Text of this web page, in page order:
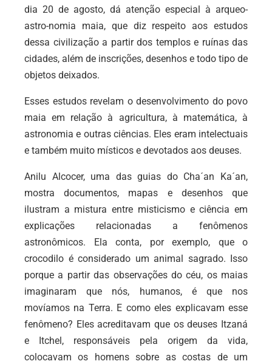
dia 20 de agosto, dá atenção especial à arqueo-
astro-nomia maia, que diz respeito aos estudos
dessa civilização a partir dos templos e ruínas das
cidades, além de inscrições, desenhos e todo tipo de
objetos deixados.
Esses estudos revelam o desenvolvimento do povo
maia em relação à agricultura, à matemática, à
astronomia e outras ciências. Eles eram intelectuais
e também muito místicos e devotados aos deuses.
Anilu Alcocer, uma das guias do Cha´an Ka´an,
mostra documentos, mapas e desenhos que
ilustram a mistura entre misticismo e ciência em
explicações relacionadas a fenômenos
astronômicos. Ela conta, por exemplo, que o
crocodilo é considerado um animal sagrado. Isso
porque a partir das observações do céu, os maias
imaginaram que nós, humanos, é que nos
movíamos na Terra. E como eles explicavam esse
fenômeno? Eles acreditavam que os deuses Itzaná
e Itchel, responsáveis pela origem da vida,
colocavam os homens sobre as costas de um